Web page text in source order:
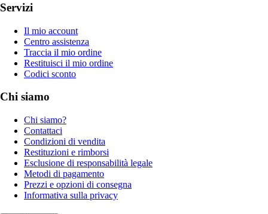
Servizi
Il mio account
Centro assistenza
Traccia il mio ordine
Restituisci il mio ordine
Codici sconto
Chi siamo
Chi siamo?
Contattaci
Condizioni di vendita
Restituzioni e rimborsi
Esclusione di responsabilità legale
Metodi di pagamento
Prezzi e opzioni di consegna
Informativa sulla privacy